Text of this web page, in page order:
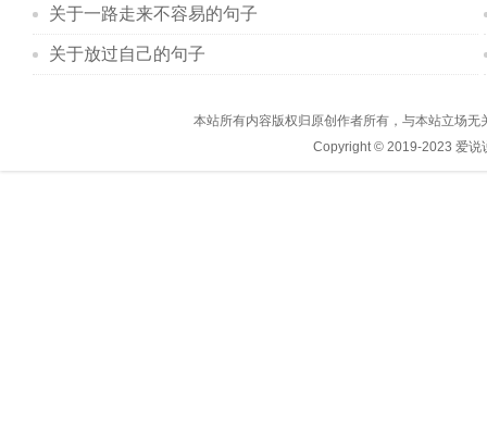
关于一路走来不容易的句子
关于放过自己的句子
本站所有内容版权归原创作者所有，与本站立场
Copyright © 2019-2023 爱说